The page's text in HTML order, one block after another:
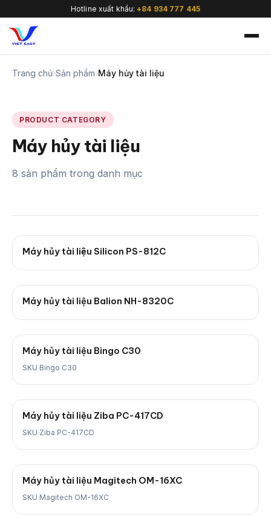
Hotline xuất khẩu:+84 934 777 445
Trang chủ›Sản phẩm›Máy hủy tài liệu
PRODUCT CATEGORY
Máy hủy tài liệu
8 sản phẩm trong danh mục
Máy hủy tài liệu Silicon PS-812C
Máy hủy tài liệu Balion NH-8320C
Máy hủy tài liệu Bingo C30
SKU Bingo C30
Máy hủy tài liệu Ziba PC-417CD
SKU Ziba PC-417CD
Máy hủy tài liệu Magitech OM-16XC
SKU Magitech OM-16XC